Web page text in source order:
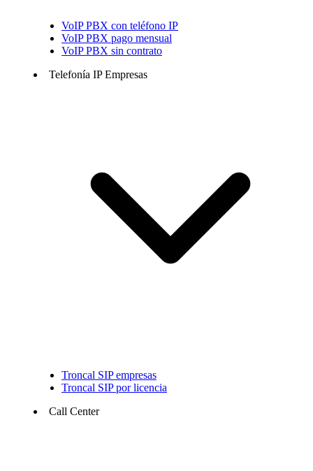
VoIP PBX con teléfono IP
VoIP PBX pago mensual
VoIP PBX sin contrato
Telefonía IP Empresas
Troncal SIP empresas
Troncal SIP por licencia
Call Center